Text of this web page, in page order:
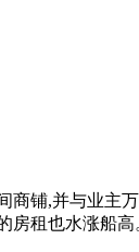
铺,并与业
租也水涨船高